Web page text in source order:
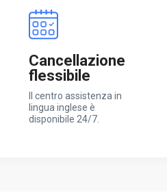
Cancellazione
flessibile
Il centro assistenza in
lingua inglese è
disponibile 24/7.